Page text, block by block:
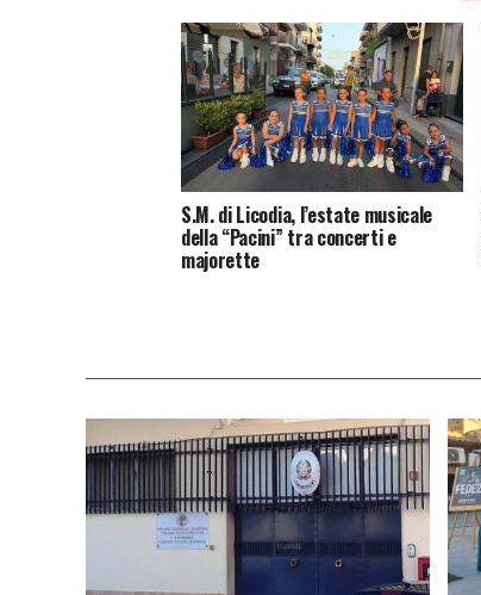
S.M. di Licodia, l’estate musicale
della “Pacini” tra concerti e
majorette